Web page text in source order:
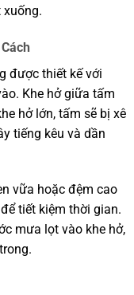
được thiết kế với
Khe hở giữa tấm
hở lớn, tấm sẽ bị xê
tiếng kêu và dần
vữa hoặc đệm cao
tiết kiệm thời gian.
mưa lọt vào khe hở,